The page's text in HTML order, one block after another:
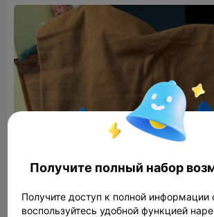
Получите полный набор
Получите доступ к полной информации
воспользуйтесь удобной функцией